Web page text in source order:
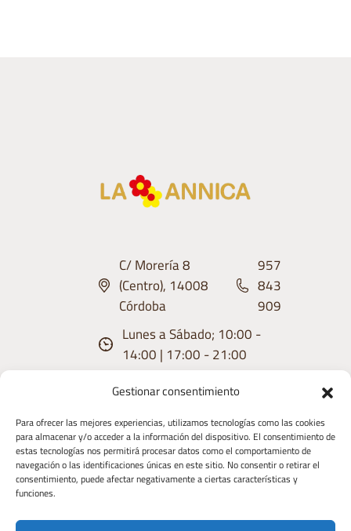
Gestionar consentimiento
Para ofrecer las mejores experiencias, utilizamos tecnologías como las cookies
para almacenar y/o acceder a la información del dispositivo. El consentimiento de
estas tecnologías nos permitirá procesar datos como el comportamiento de
navegación o las identificaciones únicas en este sitio. No consentir o retirar el
consentimiento, puede afectar negativamente a ciertas características y
funciones.
C/ Morería 8
(Centro), 14008
Córdoba
957
843
909
Lunes a Sábado; 10:00 -
14:00 | 17:00 - 21:00
Aviso
Legal
Condiciones
de uso
Política de
privacidad
Política de
Cookies
Derecho de
Desistimiento